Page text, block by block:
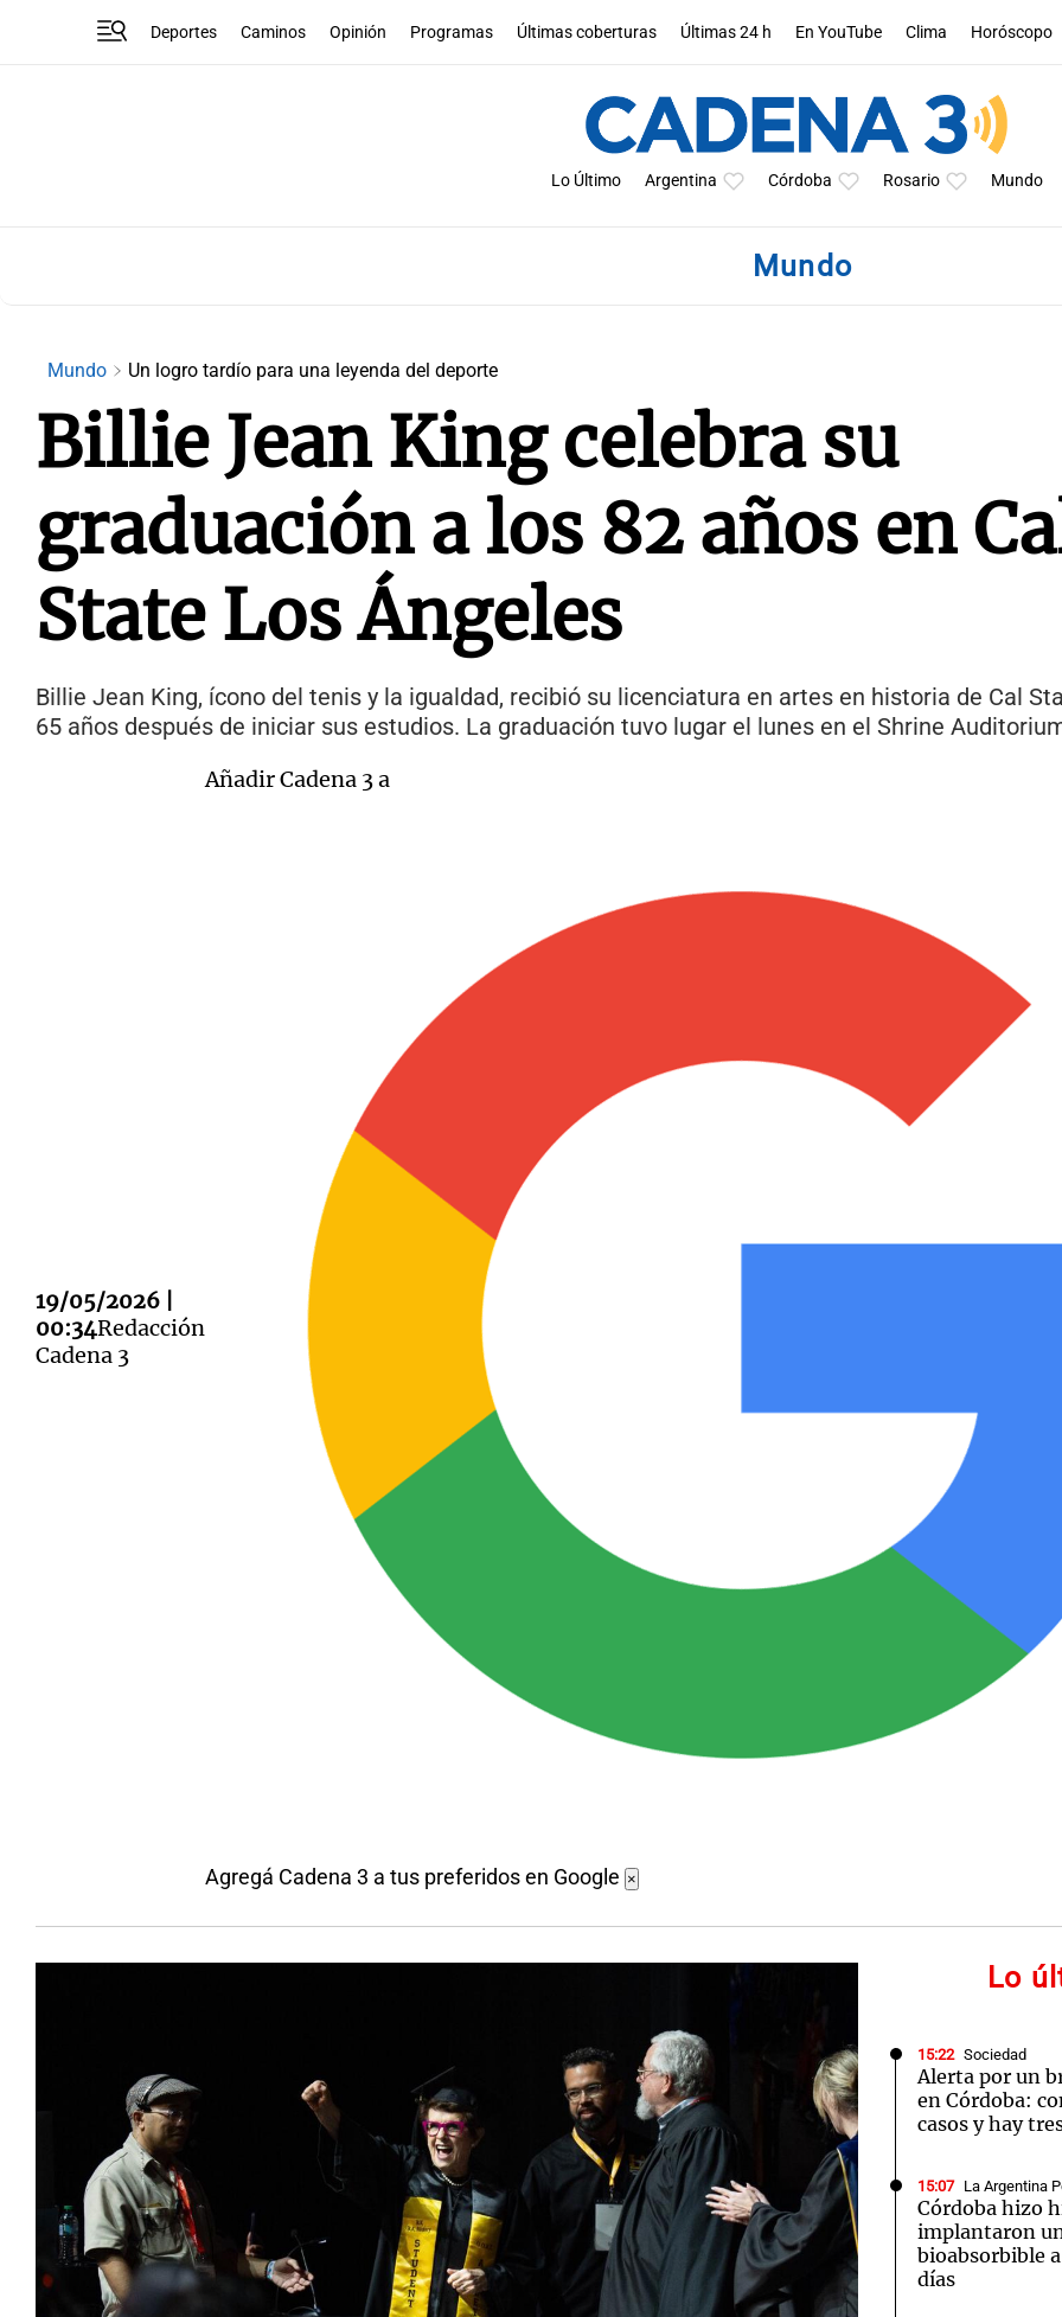
Deportes Caminos Opinión Programas Últimas coberturas Últimas 24 h En YouTube Clima Horóscopo
Lo Último Argentina Córdoba Rosario Mundo
Mundo
Mundo Un logro tardío para una leyenda del deporte
Billie Jean King celebra su
graduación a los 82 años en
State Los Ángeles
Billie Jean King, ícono del tenis y la igualdad, recibió su licenciatura en artes en historia de Cal
65 años después de iniciar sus estudios. La graduación tuvo lugar el lunes en el Shrine
19/05/2026 |
00:34Redacción
Cadena 3
Añadir Cadena 3 a
Agregá Cadena 3 a tus preferidos en Google ×
Lo
15:22 Sociedad
Alerta por un
en Córdoba:
casos y hay
15:07 La Argentina
Córdoba hizo
implantaron
bioabsorbible
días
Mundial 2026 La Sole en Cadena 3 Cadena 3